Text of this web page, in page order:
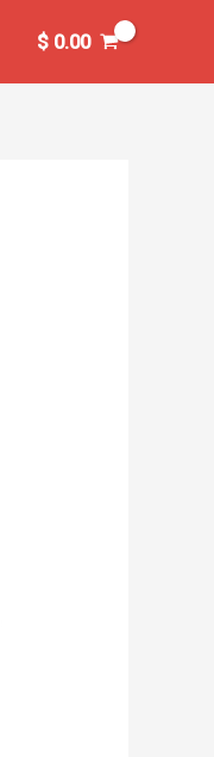
$0.00